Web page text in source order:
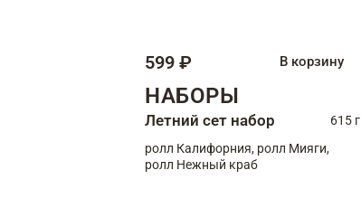
599 ₽ В корзину
НАБОРЫ
Летний сет набор
615 г
ролл Калифорния, ролл Мияги,
ролл Нежный краб